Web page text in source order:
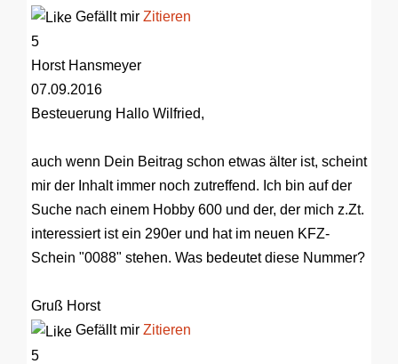
Gefällt mir Zitieren
5
Horst Hansmeyer
07.09.2016
Besteuerung Hallo Wilfried,
auch wenn Dein Beitrag schon etwas älter ist, scheint
mir der Inhalt immer noch zutreffend. Ich bin auf der
Suche nach einem Hobby 600 und der, der mich z.Zt.
interessiert ist ein 290er und hat im neuen KFZ-
Schein "0088" stehen. Was bedeutet diese Nummer?
Gruß Horst
Gefällt mir Zitieren
5